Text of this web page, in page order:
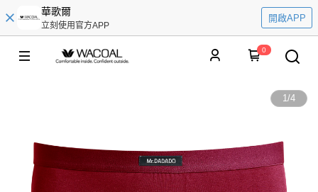
華歌爾
立刻使用官方APP
開啟APP
0
1/4